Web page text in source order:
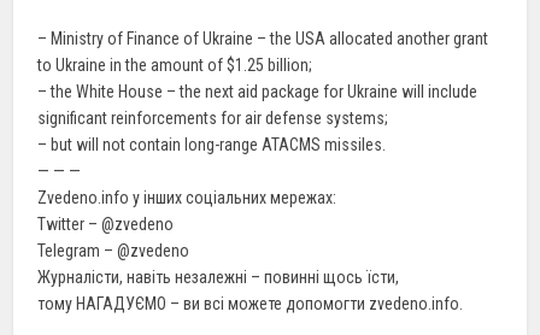
– Ministry of Finance of Ukraine – the USA allocated another grant
to Ukraine in the amount of $1.25 billion;
– the White House – the next aid package for Ukraine will include
significant reinforcements for air defense systems;
– but will not contain long-range ATACMS missiles.
— — —
Zvedeno.info у інших соціальних мережах:
Twitter – @zvedeno
Telegram – @zvedeno
Журналісти, навіть незалежні – повинні щось їсти,
тому НАГАДУЄМО – ви всі можете допомогти zvedeno.info.